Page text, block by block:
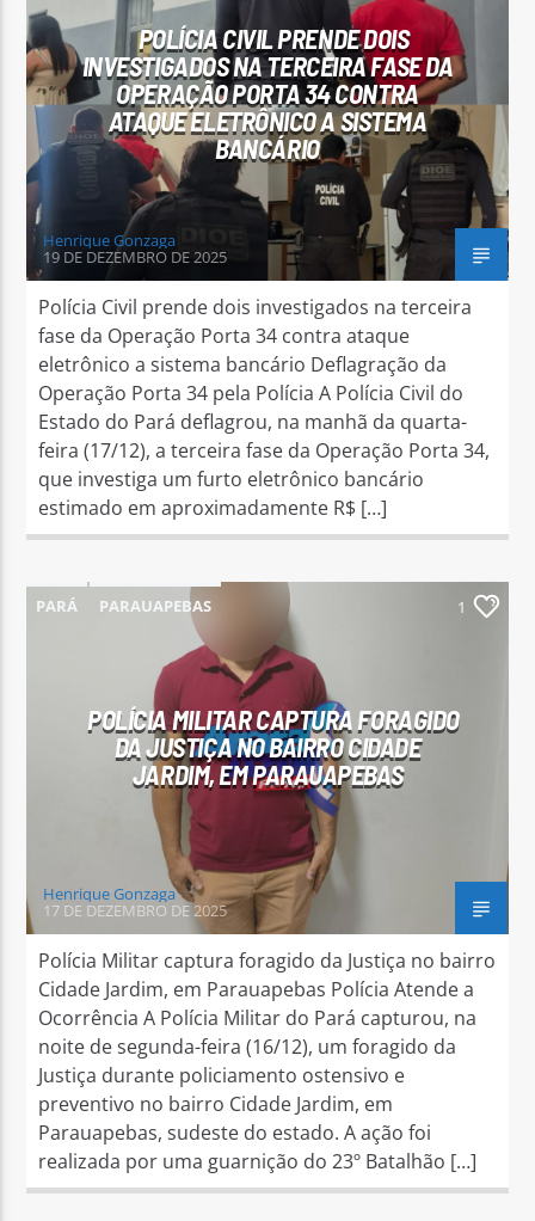
Arara Azul FM
POLÍCIA CIVIL PRENDE DOIS
INVESTIGADOS NA TERCEIRA FASE DA
OPERAÇÃO PORTA 34 CONTRA
ATAQUE ELETRÔNICO A SISTEMA
BANCÁRIO
Henrique Gonzaga
19 DE DEZEMBRO DE 2025
Polícia Civil prende dois investigados na terceira
fase da Operação Porta 34 contra ataque
eletrônico a sistema bancário Deflagração da
Operação Porta 34 pela Polícia A Polícia Civil do
Estado do Pará deflagrou, na manhã da quarta-
feira (17/12), a terceira fase da Operação Porta 34,
que investiga um furto eletrônico bancário
estimado em aproximadamente R$ […]
PARÁ PARAUAPEBAS 1
POLÍCIA MILITAR CAPTURA FORAGIDO
DA JUSTIÇA NO BAIRRO CIDADE
JARDIM, EM PARAUAPEBAS
Henrique Gonzaga
17 DE DEZEMBRO DE 2025
Polícia Militar captura foragido da Justiça no bairro
Cidade Jardim, em Parauapebas Polícia Atende a
Ocorrência A Polícia Militar do Pará capturou, na
noite de segunda-feira (16/12), um foragido da
Justiça durante policiamento ostensivo e
preventivo no bairro Cidade Jardim, em
Parauapebas, sudeste do estado. A ação foi
realizada por uma guarnição do 23º Batalhão […]